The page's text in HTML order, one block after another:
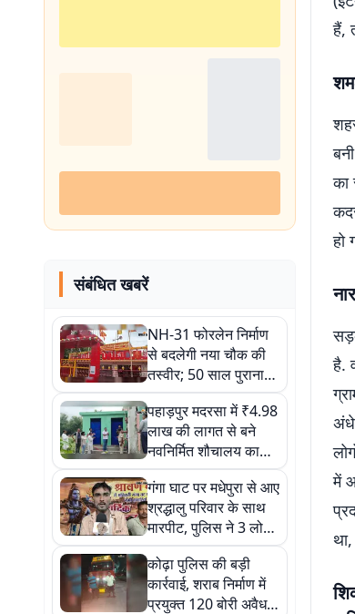
संबंधित खबरें
NH-31 फोरलेन निर्माण
से बदलेगी नया चौक की
तस्वीर; 50 साल पुराना
महावीर मंदिर, मस्जिद और
शहीद स्मारक हटेंगे
पहाड़पुर मदरसा में ₹4.98
लाख की लागत से बने
नवनिर्मित शौचालय का
BDO और मुखिया ने
किया उद्घाटन
गंगा घाट पर मधेपुरा से आए
श्रद्धालु परिवार के साथ
मारपीट, पुलिस ने 3 लोगों
को हिरासत में लिया
कोढ़ा पुलिस की बड़ी
कार्रवाई, शराब निर्माण में
प्रयुक्त 120 बोरी अवैध
हैं,
का
हो
है.
में